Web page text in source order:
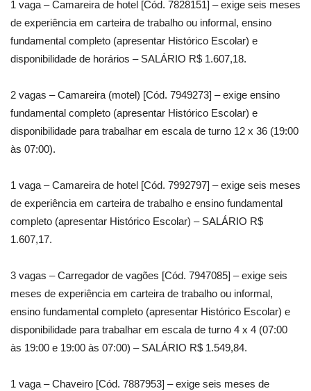
1 vaga – Camareira de hotel [Cód. 7828151] – exige seis meses
de experiência em carteira de trabalho ou informal, ensino
fundamental completo (apresentar Histórico Escolar) e
disponibilidade de horários – SALÁRIO R$ 1.607,18.
2 vagas – Camareira (motel) [Cód. 7949273] – exige ensino
fundamental completo (apresentar Histórico Escolar) e
disponibilidade para trabalhar em escala de turno 12 x 36 (19:00
às 07:00).
1 vaga – Camareira de hotel [Cód. 7992797] – exige seis meses
de experiência em carteira de trabalho e ensino fundamental
completo (apresentar Histórico Escolar) – SALÁRIO R$
1.607,17.
3 vagas – Carregador de vagões [Cód. 7947085] – exige seis
meses de experiência em carteira de trabalho ou informal,
ensino fundamental completo (apresentar Histórico Escolar) e
disponibilidade para trabalhar em escala de turno 4 x 4 (07:00
às 19:00 e 19:00 às 07:00) – SALÁRIO R$ 1.549,84.
1 vaga – Chaveiro [Cód. 7887953] – exige seis meses de